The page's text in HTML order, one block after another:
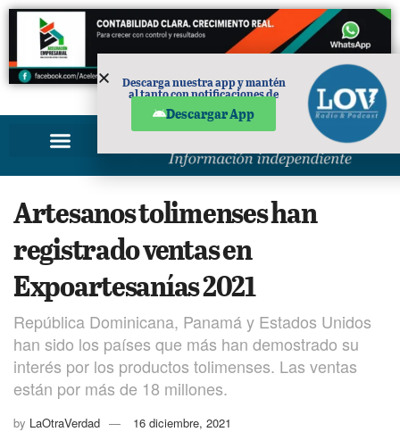
PUBLICIDAD
Artesanos tolimenses han
registrado ventas en
Expoartesanías 2021
República Dominicana, Panamá y Estados Unidos
han sido los países que más han demostrado su
interés por los productos tolimenses. Las ventas
están por más de 18 millones.
by LaOtraVerdad 16 diciembre, 2021
Descarga nuestra app y mantén
al tanto con notificaciones de
Descargar App